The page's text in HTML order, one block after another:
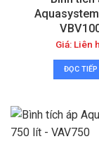
Giá: Liên
ĐỌC TIẾP